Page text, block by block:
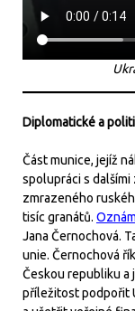
Diplomatické a
Část munice, jejíž
spolupráci s
zmrazeného
tisíc granátů.
Jana Černochová.
unie. Černochová
Českou republiku a
příležitost podpořit